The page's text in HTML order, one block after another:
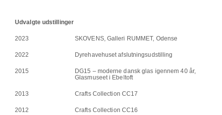
Udvalgte udstillinger
2023 SKOVENS, Galleri RUMMET, Odense
2022 Dyrehavehuset afslutningsudstilling
2015
DG15 – moderne dansk glas igennem 40 år,
Glasmuseet i Ebeltoft
2013 Crafts Collection CC17
2012 Crafts Collection CC16